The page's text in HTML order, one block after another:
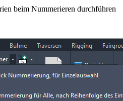
beim Nummerieren durchführen